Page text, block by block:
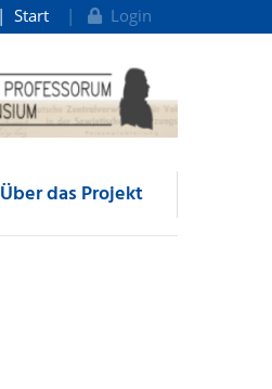
Start Login
Über das Projekt